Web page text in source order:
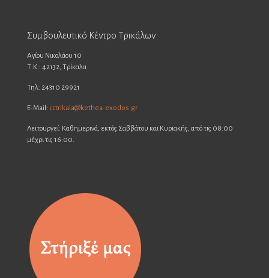
Συμβουλευτικό Κέντρο Τρικάλων
Αγίου Νικολάου 10
Τ.Κ.: 42132, Τρίκαλα
Τηλ: 24310 29921
E-Mail: cctrikala@kethea-exodos.gr
Λειτουργεί: Καθημερινά, εκτός Σαββάτου και Κυριακής, από τις 08:00
μέχρι τις 16:00.